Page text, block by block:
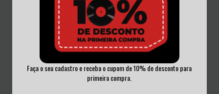
Faça o seu cadastro e receba o cupom de 10% de desconto para
primeira compra.
MOTORHEAD - IRON FIST AND THE
ZOMBIE COOKBOOK - OUTSIDE THE
GRAVE VINI...